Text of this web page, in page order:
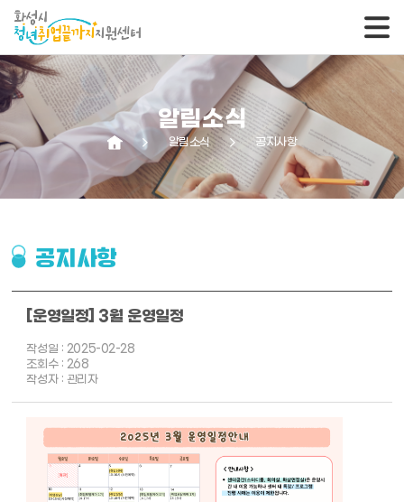
알림소식
arrow_forward_ios 알림소식 arrow_forward_ios 공지사항
공지사항
[운영일정] 3월 운영일정
작성일 : 2025-02-28
조회수 : 268
작성자 : 관리자